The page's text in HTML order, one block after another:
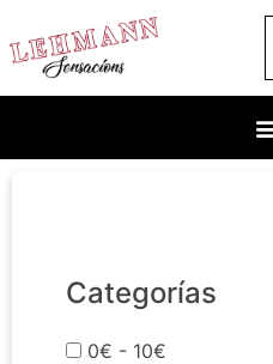
Categorías
0€ - 10€